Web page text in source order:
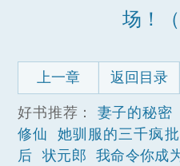
场！（
上一章 返回目录
好书推荐： 妻子的秘密
修仙
她驯服的三千疯
后
状元郎 我命令你成